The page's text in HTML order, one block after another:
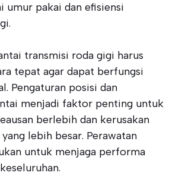
umur pakai dan efisiensi
transmisi roda gigi harus
tepat agar dapat berfungsi
Pengaturan posisi dan
menjadi faktor penting untuk
berlebih dan kerusakan
lebih besar. Perawatan
untuk menjaga performa